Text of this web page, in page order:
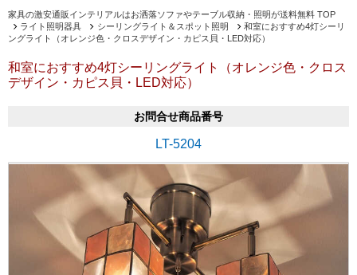
家具の激安通販インテリアルはお洒落ソファやテーブル収納・照明が送料無料 TOP
ライト照明器具
シーリングライト＆スポット照明
和室におすすめ4灯シーリ
ングライト（オレンジ色・クロスデザイン・カピス貝・LED対応）
和室におすすめ4灯シーリングライト（オレンジ色・クロス
デザイン・カピス貝・LED対応）
お問合せ商品番号
LT-5204